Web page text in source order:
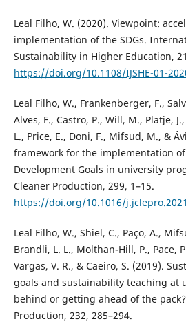
Leal Filho, W. (2020). Viewpoint:
implementation of the SDGs.
Sustainability in Higher Education,
https://doi.org/10.1108/IJSHE-01-
Leal Filho, W., Frankenberger, F.,
Alves, F., Castro, P., Will, M., Platje,
L., Price, E., Doni, F., Mifsud, M., &
framework for the implementation
Development Goals in university
Cleaner Production, 299, 1–15.
https://doi.org/10.1016/
Leal Filho, W., Shiel, C., Paço, A.,
Brandli, L. L., Molthan-Hill, P., Pace,
Vargas, V. R., & Caeiro, S. (2019).
goals and sustainability teaching at
behind or getting ahead of the
Production, 232, 285–294.